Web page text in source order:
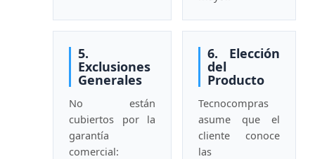
5.
Exclusiones
Generales
No están
cubiertos por la
garantía
comercial:
6. Elección
del
Producto
Tecnocompras
asume que el
cliente conoce
las